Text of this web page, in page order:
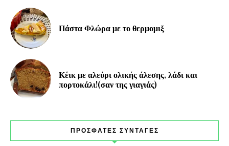
Πάστα Φλώρα με το θερμομιξ
Κέικ με αλεύρι ολικής άλεσης, λάδι και
πορτοκάλι!(σαν της γιαγιάς)
ΠΡΟΣΦΑΤΕΣ ΣΥΝΤΑΓΕΣ